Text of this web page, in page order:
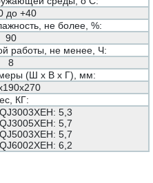
до +40
не более, %:
90
работы, не менее, Ч:
8
(Ш х В х Г), мм:
КГ:
5,3
5,7
5,7
6,2